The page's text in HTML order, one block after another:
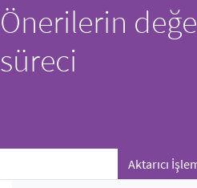
Önerilerin
süreci
Aktarıcı